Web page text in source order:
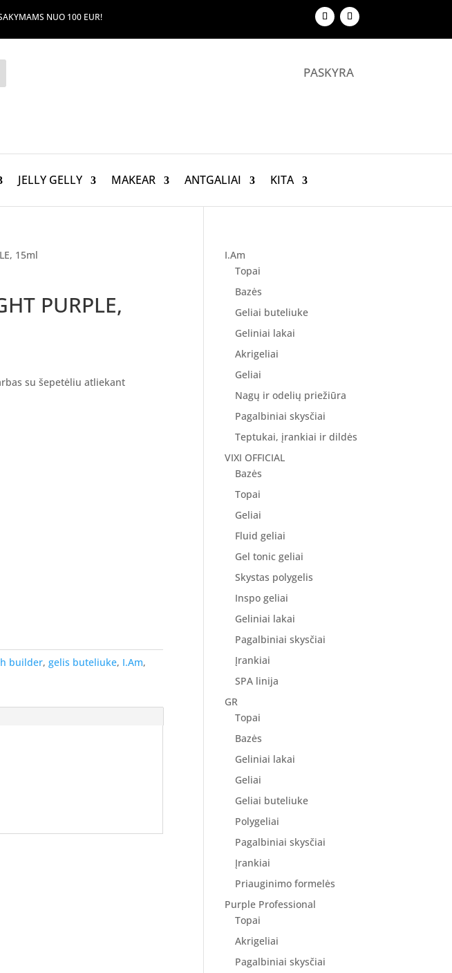
NUO 100 EUR!
PASKYRA
JELLY GELLY MAKEAR ANTGALIAI KITA
15ml
PURPLE,
su šepetėliu atliekant
builder,gelis buteliuke, I.Am,
I.Am
Topai
Bazės
Geliai buteliuke
Geliniai lakai
Akrigeliai
Geliai
Nagų ir odelių priežiūra
Pagalbiniai skysčiai
Teptukai, įrankiai ir dildės
VIXI OFFICIAL
Bazės
Topai
Geliai
Fluid geliai
Gel tonic geliai
Skystas polygelis
Inspo geliai
Geliniai lakai
Pagalbiniai skysčiai
Įrankiai
SPA linija
GR
Topai
Bazės
Geliniai lakai
Geliai
Geliai buteliuke
Polygeliai
Pagalbiniai skysčiai
Įrankiai
Priauginimo formelės
Purple Professional
Topai
Akrigeliai
Pagalbiniai skysčiai